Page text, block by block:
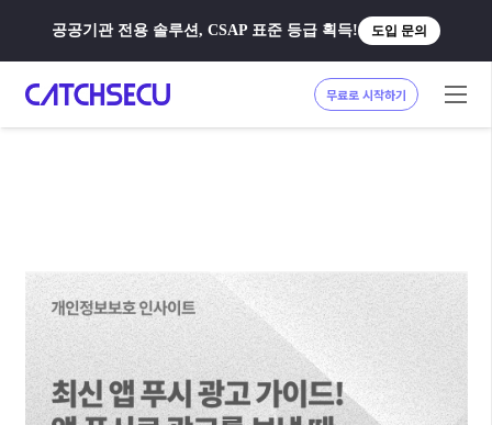
공공기관 전용 솔루션, CSAP 표준 등급 획득! 도입 문의
무료로 시작하기